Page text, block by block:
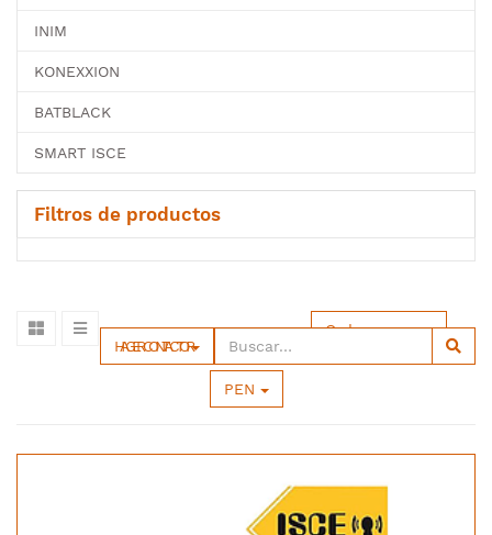
INIM
KONEXXION
BATBLACK
SMART ISCE
Filtros de productos
HAGER CONTACTOR
PEN
Ordenar por